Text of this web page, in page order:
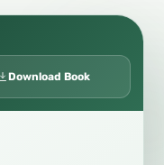
Download Book